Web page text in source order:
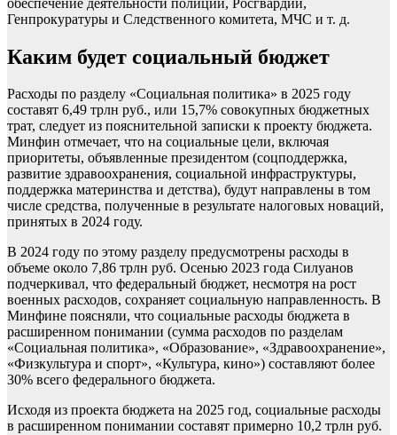
Генпрокуратуры и Следственного комитета, МЧС и т. д.
Каким будет социальный бюджет
Расходы по разделу «Социальная политика» в 2025 году
составят 6,49 трлн руб., или 15,7% совокупных бюджетных
трат, следует из пояснительной записки к проекту бюджета.
Минфин отмечает, что на социальные цели, включая
приоритеты, объявленные президентом (соцподдержка,
развитие здравоохранения, социальной инфраструктуры,
поддержка материнства и детства), будут направлены в том
числе средства, полученные в результате налоговых новаций,
принятых в 2024 году.
В 2024 году по этому разделу предусмотрены расходы в
объеме около 7,86 трлн руб. Осенью 2023 года Силуанов
подчеркивал, что федеральный бюджет, несмотря на рост
военных расходов, сохраняет социальную направленность. В
Минфине поясняли, что социальные расходы бюджета в
расширенном понимании (сумма расходов по разделам
«Социальная политика», «Образование», «Здравоохранение»,
«Физкультура и спорт», «Культура, кино») составляют более
30% всего федерального бюджета.
Исходя из проекта бюджета на 2025 год, социальные расходы
в расширенном понимании составят примерно 10,2 трлн руб.